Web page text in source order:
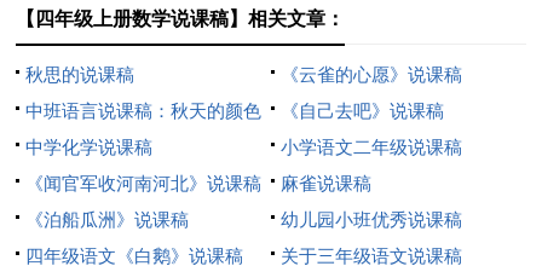
【四年级上册数学说课稿】相关文章：
秋思的说课稿
《云雀的心愿》说课稿
中班语言说课稿：秋天的颜色
《自己去吧》说课稿
中学化学说课稿
小学语文二年级说课稿
《闻官军收河南河北》说课稿
麻雀说课稿
《泊船瓜洲》说课稿
幼儿园小班优秀说课稿
四年级语文《白鹅》说课稿
关于三年级语文说课稿